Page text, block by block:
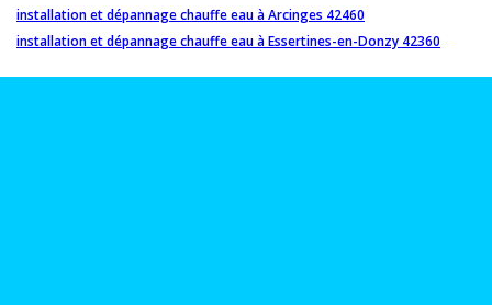
installation et dépannage chauffe eau à Arcinges 42460
installation et dépannage chauffe eau à Essertines-en-Donzy 42360